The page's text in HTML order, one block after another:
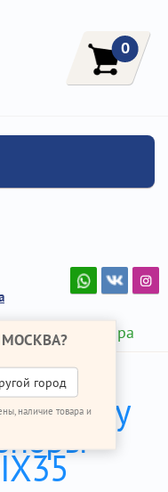
0
МОСКВА?
город
наличие товара и
Шаровая опора
замену